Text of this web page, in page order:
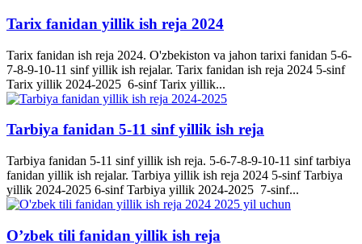
Tarix fanidan yillik ish reja 2024
Tarix fanidan ish reja 2024. O'zbekiston va jahon tarixi fanidan 5-6-
7-8-9-10-11 sinf yillik ish rejalar. Tarix fanidan ish reja 2024 5-sinf
Tarix yillik 2024-2025 6-sinf Tarix yillik...
Tarbiya fanidan 5-11 sinf yillik ish reja
Tarbiya fanidan 5-11 sinf yillik ish reja. 5-6-7-8-9-10-11 sinf tarbiya
fanidan yillik ish rejalar. Tarbiya yillik ish reja 2024 5-sinf Tarbiya
yillik 2024-2025 6-sinf Tarbiya yillik 2024-2025 7-sinf...
O’zbek tili fanidan yillik ish reja